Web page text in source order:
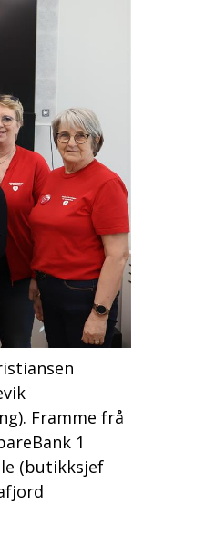
Framme frå
1
(butikksjef